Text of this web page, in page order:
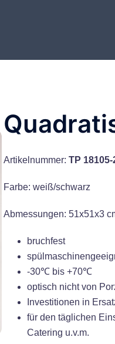
Artikelnummer: TP 18105-
Farbe: weiß/schwarz
Abmessungen: 51x51x3
bruchfest
-30℃ bis +70℃
optisch nicht von
Investitionen in
für den täglichen
Catering u.v.m.